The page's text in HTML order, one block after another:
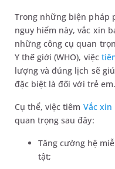
Trong những biện pháp
nguy hiểm này, vắc xin
những công cụ quan
Y thế giới (WHO), việc
lượng và đúng lịch sẽ
đặc biệt là đối với trẻ em.
Cụ thể, việc tiêm Vắc xin
quan trọng sau đây:
Tăng cường hệ
tật;